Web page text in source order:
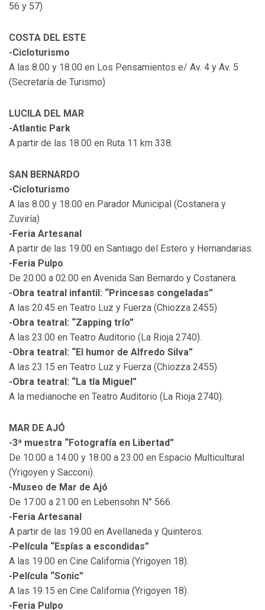
56 y 57)
COSTA DEL ESTE
-Cicloturismo
A las 8.00 y 18.00 en Los Pensamientos e/ Av. 4 y Av. 5
(Secretaría de Turismo)
LUCILA DEL MAR
-Atlantic Park
A partir de las 18.00 en Ruta 11 km 338.
SAN BERNARDO
-Cicloturismo
A las 8.00 y 18.00 en Parador Municipal (Costanera y
Zuviría)
-Feria Artesanal
A partir de las 19.00 en Santiago del Estero y Hernandarias.
-Feria Pulpo
De 20.00 a 02.00 en Avenida San Bernardo y Costanera.
-Obra teatral infantil: “Princesas congeladas”
A las 20.45 en Teatro Luz y Fuerza (Chiozza 2455)
-Obra teatral: “Zapping trío”
A las 23.00 en Teatro Auditorio (La Rioja 2740).
-Obra teatral: “El humor de Alfredo Silva”
A las 23.15 en Teatro Luz y Fuerza (Chiozza 2455)
-Obra teatral: “La tía Miguel”
A la medianoche en Teatro Auditorio (La Rioja 2740).
MAR DE AJÓ
-3ª muestra “Fotografía en Libertad”
De 10.00 a 14.00 y 18.00 a 23.00 en Espacio Multicultural
(Yrigoyen y Sacconi).
-Museo de Mar de Ajó
De 17.00 a 21.00 en Lebensohn N° 566.
-Feria Artesanal
A partir de las 19.00 en Avellaneda y Quinteros.
-Película “Espías a escondidas”
A las 19.00 en Cine California (Yrigoyen 18).
-Película “Sonic”
A las 19.15 en Cine California (Yrigoyen 18).
-Feria Pulpo